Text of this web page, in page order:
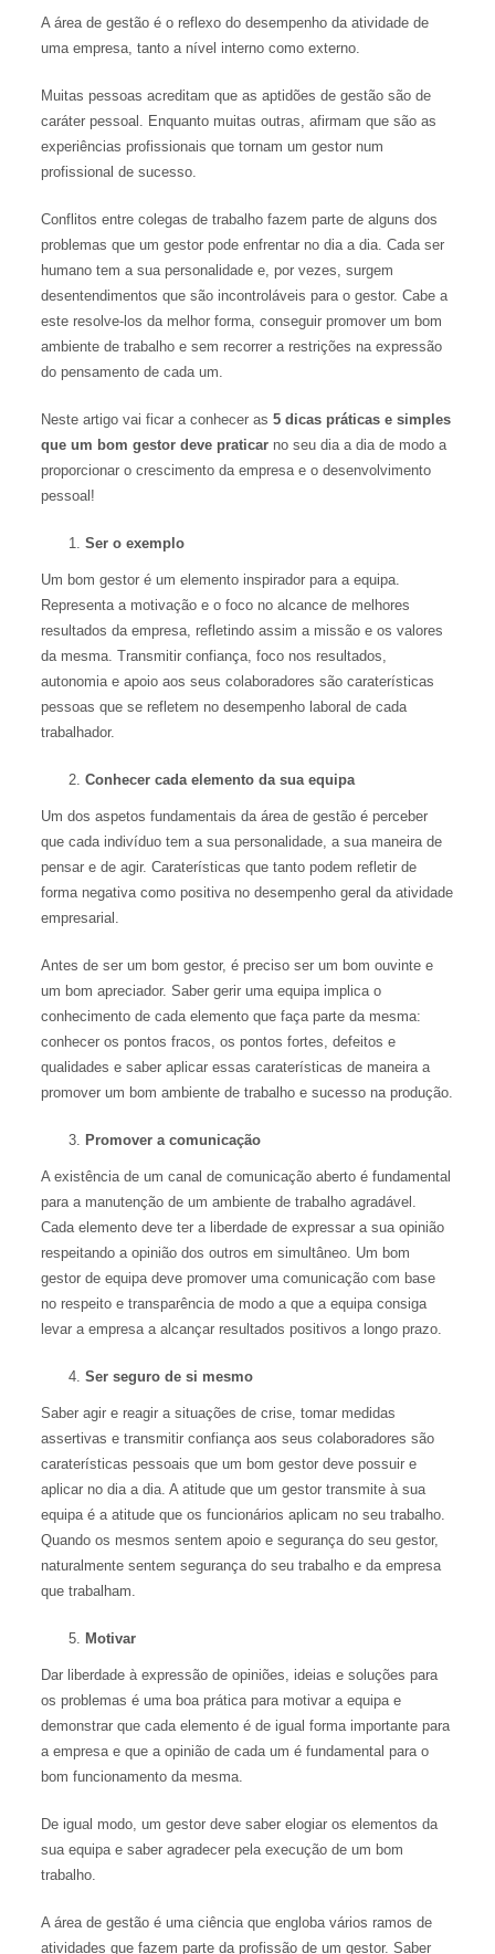
A área de gestão é o reflexo do desempenho da atividade de
uma empresa, tanto a nível interno como externo.
Muitas pessoas acreditam que as aptidões de gestão são de
caráter pessoal. Enquanto muitas outras, afirmam que são as
experiências profissionais que tornam um gestor num
profissional de sucesso.
Conflitos entre colegas de trabalho fazem parte de alguns dos
problemas que um gestor pode enfrentar no dia a dia. Cada ser
humano tem a sua personalidade e, por vezes, surgem
desentendimentos que são incontroláveis para o gestor. Cabe a
este resolve-los da melhor forma, conseguir promover um bom
ambiente de trabalho e sem recorrer a restrições na expressão
do pensamento de cada um.
Neste artigo vai ficar a conhecer as 5 dicas práticas e simples
que um bom gestor deve praticar no seu dia a dia de modo a
proporcionar o crescimento da empresa e o desenvolvimento
pessoal!
Ser o exemplo
Um bom gestor é um elemento inspirador para a equipa.
Representa a motivação e o foco no alcance de melhores
resultados da empresa, refletindo assim a missão e os valores
da mesma. Transmitir confiança, foco nos resultados,
autonomia e apoio aos seus colaboradores são caraterísticas
pessoas que se refletem no desempenho laboral de cada
trabalhador.
Conhecer cada elemento da sua equipa
Um dos aspetos fundamentais da área de gestão é perceber
que cada indivíduo tem a sua personalidade, a sua maneira de
pensar e de agir. Caraterísticas que tanto podem refletir de
forma negativa como positiva no desempenho geral da atividade
empresarial.
Antes de ser um bom gestor, é preciso ser um bom ouvinte e
um bom apreciador. Saber gerir uma equipa implica o
conhecimento de cada elemento que faça parte da mesma:
conhecer os pontos fracos, os pontos fortes, defeitos e
qualidades e saber aplicar essas caraterísticas de maneira a
promover um bom ambiente de trabalho e sucesso na produção.
Promover a comunicação
A existência de um canal de comunicação aberto é fundamental
para a manutenção de um ambiente de trabalho agradável.
Cada elemento deve ter a liberdade de expressar a sua opinião
respeitando a opinião dos outros em simultâneo. Um bom
gestor de equipa deve promover uma comunicação com base
no respeito e transparência de modo a que a equipa consiga
levar a empresa a alcançar resultados positivos a longo prazo.
Ser seguro de si mesmo
Saber agir e reagir a situações de crise, tomar medidas
assertivas e transmitir confiança aos seus colaboradores são
caraterísticas pessoais que um bom gestor deve possuir e
aplicar no dia a dia. A atitude que um gestor transmite à sua
equipa é a atitude que os funcionários aplicam no seu trabalho.
Quando os mesmos sentem apoio e segurança do seu gestor,
naturalmente sentem segurança do seu trabalho e da empresa
que trabalham.
Motivar
Dar liberdade à expressão de opiniões, ideias e soluções para
os problemas é uma boa prática para motivar a equipa e
demonstrar que cada elemento é de igual forma importante para
a empresa e que a opinião de cada um é fundamental para o
bom funcionamento da mesma.
De igual modo, um gestor deve saber elogiar os elementos da
sua equipa e saber agradecer pela execução de um bom
trabalho.
A área de gestão é uma ciência que engloba vários ramos de
atividades que fazem parte da profissão de um gestor. Saber